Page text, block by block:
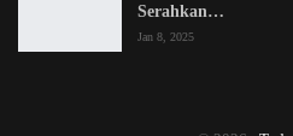
Serahkan…
Jan 8, 2025